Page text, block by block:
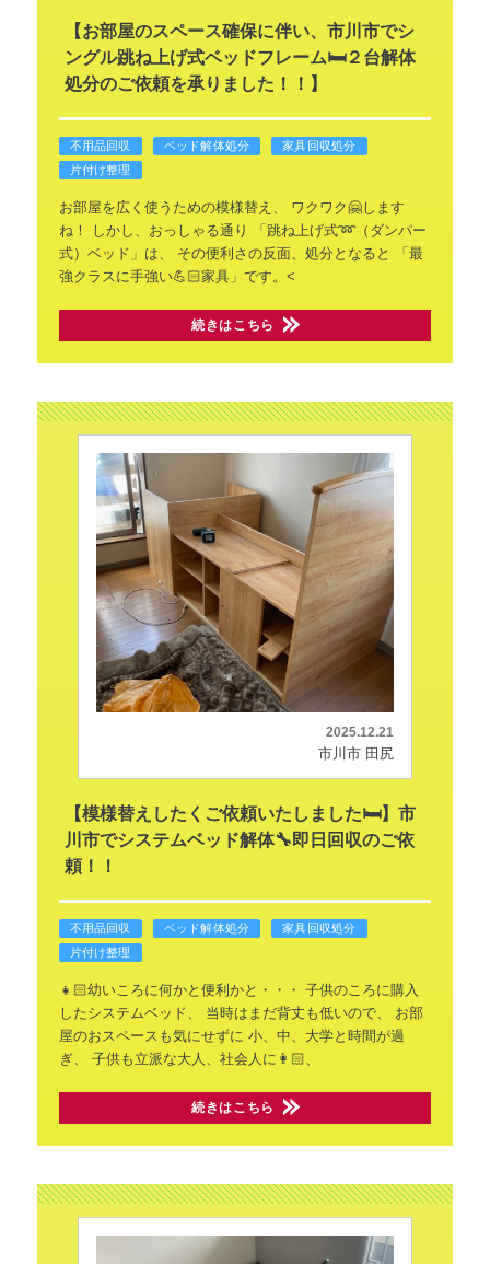
【お部屋のスペース確保に伴い、市川市でシ
ングル跳ね上げ式ベッドフレーム🛏️２台解体
処分のご依頼を承りました！！】
不用品回収 ベッド解体処分
家具回収処分
片付け整理
お部屋を広く使うための模様替え、
ワクワク🤗します
ね！
しかし、おっしゃる通り
「跳ね上げ式➿（ダンパー
式）ベッド」は、
その便利さの反面、処分となると
「最
強クラスに手強い💪🏻家具」です。<
続きはこちら
2025.12.21
市川市 田尻
【模様替えしたくご依頼いたしました🛏️】市
川市でシステムベッド解体🔧即日回収のご依
頼！！
不用品回収 ベッド解体処分
家具回収処分
片付け整理
👧🏻幼いころに何かと便利かと・・・ 子供のころに購入
したシステムベッド、
当時はまだ背丈も低いので、
お部
屋のおスペースも気にせずに 小、中、大学と時間が過
ぎ、
子供も立派な大人、社会人に👩🏻、
続きはこちら